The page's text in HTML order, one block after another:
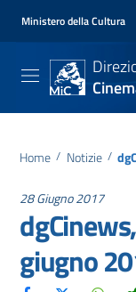
Ministero della Cultura
Home / Notizie /
28 Giugno 2017
giugno